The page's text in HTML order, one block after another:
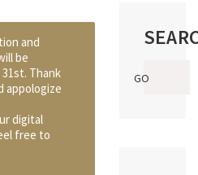
and
be
Thank
appologize
digital
free to
for:
GO